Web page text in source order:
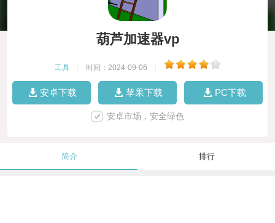
葫芦加速器vp
工具 时间：2024-09-06
安卓下载 苹果下载 PC下载
安卓市场，安全绿色
简介 排行